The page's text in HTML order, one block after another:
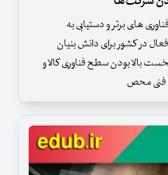
های برتر و دستیابی به
در کشور برای دانش بنیان
بالا بودن سطح فناوری کالا و
فنی محص